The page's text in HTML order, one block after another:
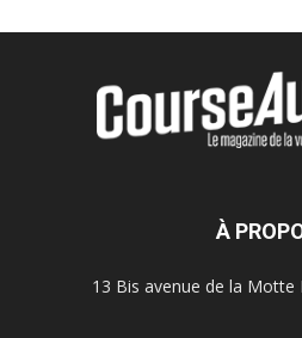
À
13 Bis avenue de la Motte